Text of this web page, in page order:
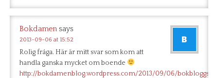
Bokdamen says
2013-09-06 at 15:52
Rolig fråga. Här är mitt svar som kom att
handla ganska mycket om boende
http://bokdamenblog.wordpress.com/2013/09/06/